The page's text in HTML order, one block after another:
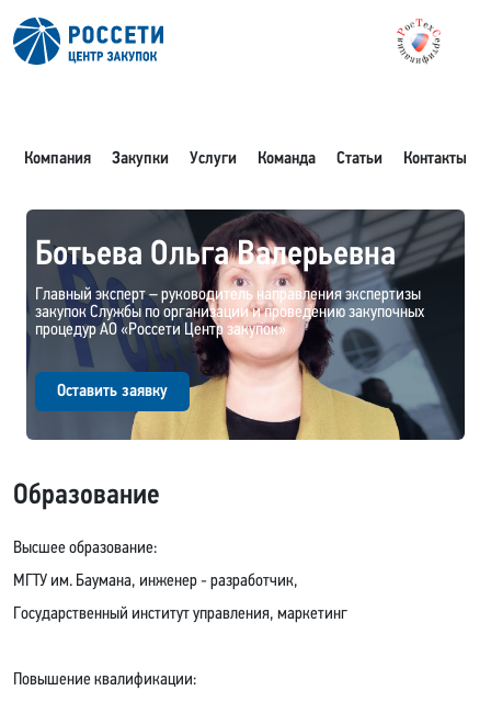
Компания Закупки Услуги Команда Статьи Контакты
Ботьева Ольга Валерьевна
Главный эксперт – руководитель направления экспертизы
закупок Службы по организации и проведению закупочных
процедур АО «Россети Центр закупок»
Оставить заявку
Образование
Высшее образование:
МГТУ им. Баумана, инженер - разработчик,
Государственный институт управления, маркетинг
Повышение квалификации: